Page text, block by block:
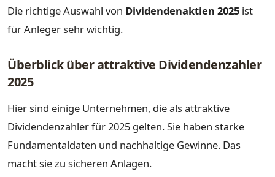
Die richtige Auswahl von Dividendenaktien 2025 ist
für Anleger sehr wichtig.
Überblick über attraktive Dividendenzahler
2025
Hier sind einige Unternehmen, die als attraktive
Dividendenzahler für 2025 gelten. Sie haben starke
Fundamentaldaten und nachhaltige Gewinne. Das
macht sie zu sicheren Anlagen.